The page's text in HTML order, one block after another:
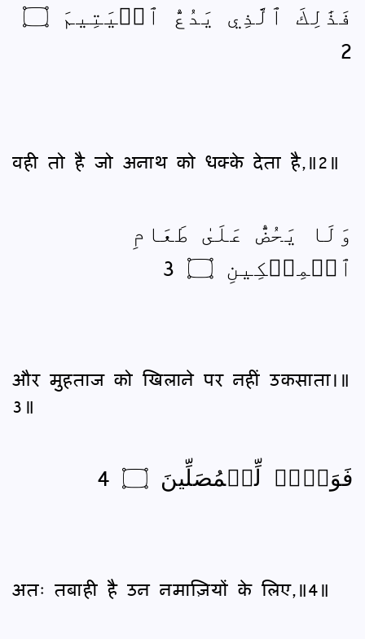
فَذَٰلِكَ ٱلَّذِي يَدُعُّ ٱلۡيَتِيمَ ۝
2
वही तो है जो अनाथ को धक्‍के देता है,॥2॥
وَلَا يَحُضُّ عَلَىٰ طَعَامِ
ٱلۡمِسۡكِينِ ۝ 3
और मुहताज को खिलाने पर नहीं उकसाता।॥
3॥
فَوَيۡلٞ لِّلۡمُصَلِّينَ ۝ 4
अतः तबाही है उन नमाज़ियों के लिए,॥4॥